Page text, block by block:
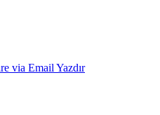
via Email Yazdır